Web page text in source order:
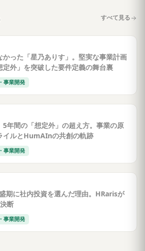
すべて見る
かった「星乃ありす」。堅実な事業計画
定外」を突破した要件定義の舞台裏
事業開発
5年間の「想定外」の超え方。事業の原
イルとHumAInの共創の軌跡
事業開発
期に社内投資を選んだ理由。HRarisが
断
事業開発